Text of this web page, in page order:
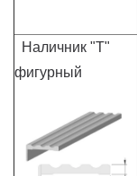
Наличник "Т"
фигурный